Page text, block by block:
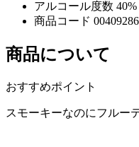
アルコール度数 40%
商品コード 00409286
商品について
おすすめポイント
スモーキーなのにフルー